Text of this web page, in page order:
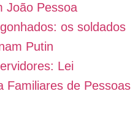
João Pessoa
os soldados
Putin
Lei
Familiares de Pessoas